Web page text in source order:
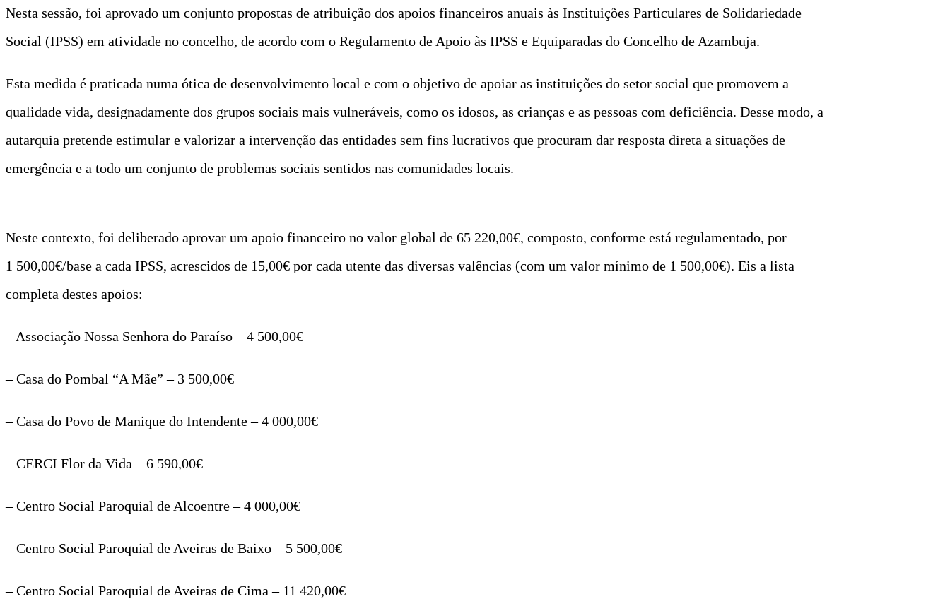
Nesta sessão, foi aprovado um conjunto propostas de atribuição dos apoios financeiros anuais às Instituições Particulares de Solidariedade
Social (IPSS) em atividade no concelho, de acordo com o Regulamento de Apoio às IPSS e Equiparadas do Concelho de Azambuja.
Esta medida é praticada numa ótica de desenvolvimento local e com o objetivo de apoiar as instituições do setor social que promovem a
qualidade vida, designadamente dos grupos sociais mais vulneráveis, como os idosos, as crianças e as pessoas com deficiência. Desse modo, a
autarquia pretende estimular e valorizar a intervenção das entidades sem fins lucrativos que procuram dar resposta direta a situações de
emergência e a todo um conjunto de problemas sociais sentidos nas comunidades locais.
Neste contexto, foi deliberado aprovar um apoio financeiro no valor global de 65 220,00€, composto, conforme está regulamentado, por
1 500,00€/base a cada IPSS, acrescidos de 15,00€ por cada utente das diversas valências (com um valor mínimo de 1 500,00€). Eis a lista
completa destes apoios:
– Associação Nossa Senhora do Paraíso – 4 500,00€
– Casa do Pombal “A Mãe” – 3 500,00€
– Casa do Povo de Manique do Intendente – 4 000,00€
– CERCI Flor da Vida – 6 590,00€
– Centro Social Paroquial de Alcoentre – 4 000,00€
– Centro Social Paroquial de Aveiras de Baixo – 5 500,00€
– Centro Social Paroquial de Aveiras de Cima – 11 420,00€